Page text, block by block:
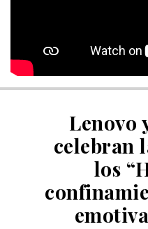
Lenovo
celebran
los